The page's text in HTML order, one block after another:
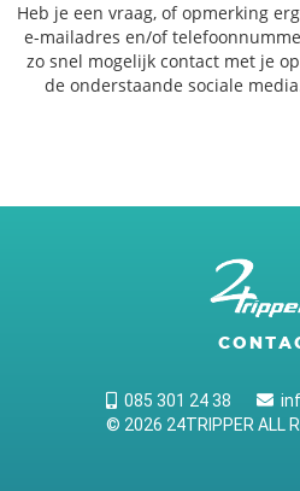
Heb je een vraag, of opmerking
e-mailadres en/of
zo snel mogelijk contact met je
de onderstaande sociale
085 301 24 38
© 2026 24TRIPPER ALL